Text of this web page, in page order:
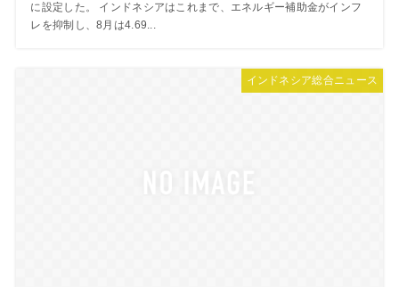
に設定した。 インドネシアはこれまで、エネルギー補助金がインフ
レを抑制し、8月は4.69...
インドネシア総合ニュース